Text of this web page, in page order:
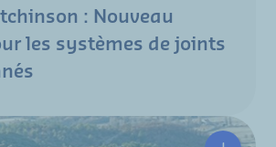
: Nouveau
les systèmes de joints